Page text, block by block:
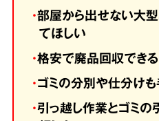
・部屋から出せない大
てほしい
・格安で廃品回収でき
・ゴミの分別や仕分け
・引っ越し作業とゴミの